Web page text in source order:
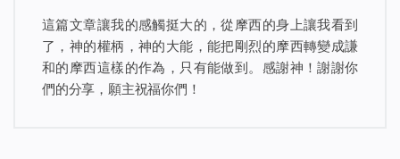
這篇文章讓我的感觸挺大的，從摩西的身上讓我看到
了，神的權柄，神的大能，能把剛烈的摩西轉變成謙
和的摩西這樣的作為，只有能做到。感謝神！謝謝你
們的分享，願主祝福你們！